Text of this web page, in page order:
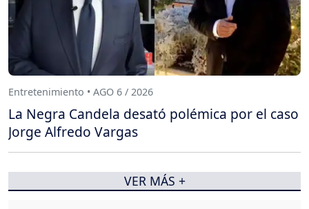
Entretenimiento • AGO 6 / 2026
La Negra Candela desató polémica por el caso
Jorge Alfredo Vargas
VER MÁS +